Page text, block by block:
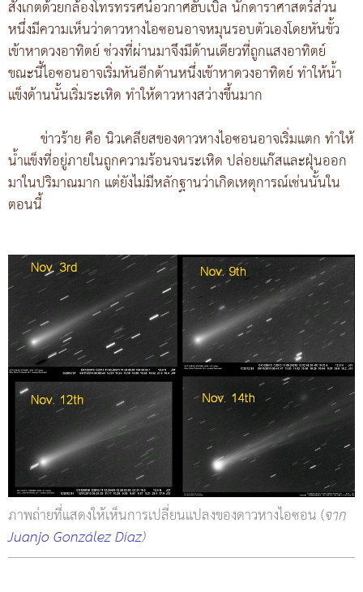
สังเกตด้วยกล้องโทรทรรศน์อวกาศฮับเบิล นักดาราศาสตร์ส่วน
หนึ่งมีความเห็นว่าดาวหางไอซอนอาจหมุนรอบตัวเองโดยหันขั้ว
เข้าหาดวงอาทิตย์ ช่วงที่ผ่านมาจึงมีด้านเดียวที่ถูกแสงอาทิตย์
ขณะนี้ไอซอนอาจเริ่มหันอีกด้านหนึ่งเข้าหาดวงอาทิตย์ ทำให้น้ำ
แข็งด้านนั้นเริ่มระเหิด ทำให้ดาวหางสว่างขึ้นมาก
ข่าวร้าย คือ นิวเคลียสของดาวหางไอซอนอาจเริ่มแตก ทำให้
น้ำแข็งที่อยู่ภายในถูกความร้อนจนระเหิด ปล่อยแก๊สและฝุ่นออก
มาในปริมาณมาก แต่ยังไม่มีหลักฐานว่าเกิดเหตุการณ์เช่นนั้นใน
ตอนนี้
ภาพถ่ายที่แสดงให้เห็นการเปลี่ยนแปลงของดาวหางไอซอน (จาก
Juanjo González Díaz)